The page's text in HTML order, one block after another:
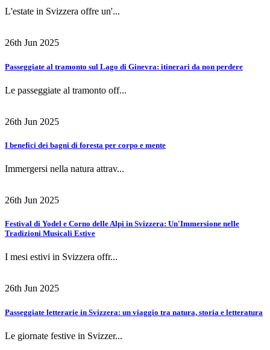
L'estate in Svizzera offre un'...
26th Jun 2025
Passeggiate al tramonto sul Lago di Ginevra: itinerari da non perdere
Le passeggiate al tramonto off...
26th Jun 2025
I benefici dei bagni di foresta per corpo e mente
Immergersi nella natura attrav...
26th Jun 2025
Festival di Yodel e Corno delle Alpi in Svizzera: Un'Immersione nelle
Tradizioni Musicali Estive
I mesi estivi in Svizzera offr...
26th Jun 2025
Passeggiate letterarie in Svizzera: un viaggio tra natura, storia e letteratura
Le giornate festive in Svizzer...